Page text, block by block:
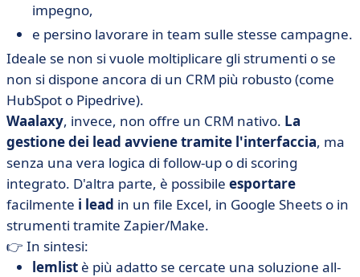
impegno,
e persino lavorare in team sulle stesse campagne.
Ideale se non si vuole moltiplicare gli strumenti o se
non si dispone ancora di un CRM più robusto (come
HubSpot o Pipedrive).
Waalaxy, invece, non offre un CRM nativo. La
gestione dei lead avviene tramite l'interfaccia, ma
senza una vera logica di follow-up o di scoring
integrato. D'altra parte, è possibile esportare
facilmente i lead in un file Excel, in Google Sheets o in
strumenti tramite Zapier/Make.
👉 In sintesi:
lemlist è più adatto se cercate una soluzione all-